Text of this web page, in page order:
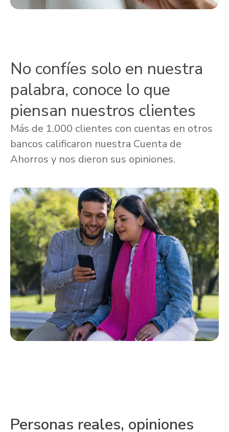
No confíes solo en nuestra
palabra, conoce lo que
piensan nuestros clientes
Más de 1.000 clientes con cuentas en otros
bancos calificaron nuestra Cuenta de
Ahorros y nos dieron sus opiniones.
Personas reales, opiniones